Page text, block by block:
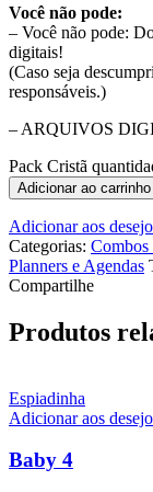
Você não pode:
– Você não pode:
digitais!
(Caso seja
responsáveis.)
– ARQUIVOS
Pack Cristã
Adicionar ao carrinho
Adicionar aos
Categorias: Combos
Planners e Agendas
Compartilhe
Produtos
Espiadinha
Adicionar aos
Baby 4